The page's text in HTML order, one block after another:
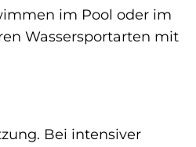
im Pool oder im
Wassersportarten mit
Bei intensiver